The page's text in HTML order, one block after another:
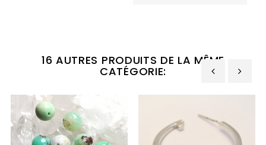
16 AUTRES PRODUITS DE LA MÊME
CATÉGORIE:
‹ ›